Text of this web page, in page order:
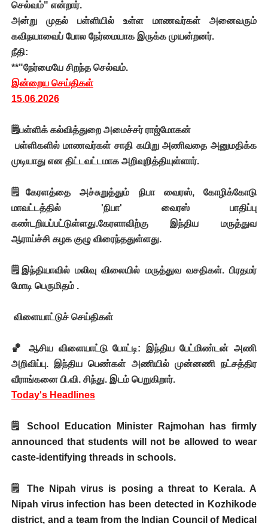
செல்வம்" என்றார்.
அன்று முதல் பள்ளியில் உள்ள மாணவர்கள் அனைவரும்
கவிநயாவைப் போல நேர்மையாக இருக்க முயன்றனர்.
நீதி:
**"நேர்மையே சிறந்த செல்வம்.
இன்றைய செய்திகள்
15.06.2026
🗒️பள்ளிக் கல்வித்துறை அமைச்சர் ராஜ்மோகன்
பள்ளிகளில் மாணவர்கள் சாதி கயிறு அணிவதை அனுமதிக்க
முடியாது என திட்டவட்டமாக அறிவுறித்தியுள்ளார்.
🗒️கேரளத்தை அச்சுறுத்தும் நிபா வைரஸ், கோழிக்கோடு
மாவட்டத்தில் 'நிபா' வைரஸ் பாதிப்பு
கண்டறியப்பட்டுள்ளது.கேரளாவிற்கு இந்திய மருத்துவ
ஆராய்ச்சி கழக குழு விரைந்ததுள்ளது.
🗒️இந்தியாவில் மலிவு விலையில் மருத்துவ வசதிகள். பிரதமர்
மோடி பெருமிதம் .
விளையாட்டுச் செய்திகள்
🏀 ஆசிய விளையாட்டு போட்டி: இந்திய பேட்மிண்டன் அணி
அறிவிப்பு. இந்திய பெண்கள் அணியில் முன்னணி நட்சத்திர
வீராங்கனை பி.வி. சிந்து. இடம் பெறுகிறார்.
Today's Headlines
🗒️School Education Minister Rajmohan has firmly
announced that students will not be allowed to wear
caste-identifying threads in schools.
🗒️ The Nipah virus is posing a threat to Kerala. A
Nipah virus infection has been detected in Kozhikode
district, and a team from the Indian Council of Medical